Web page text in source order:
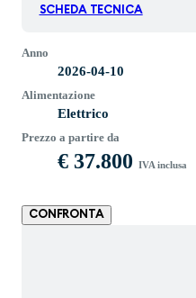
SCHEDA TECNICA
Anno
2026-04-10
Alimentazione
Elettrico
Prezzo a partire da
€ 37.800 IVA inclusa
CONFRONTA